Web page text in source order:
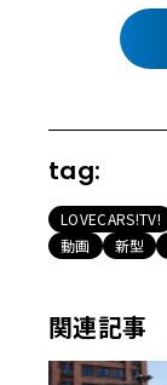
tag:
LOVECARS!TV!
動画
新型
関連記事